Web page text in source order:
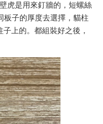
虎是用來釘牆的，短螺絲
板子的厚度去選擇，貓柱
上的。都組裝好之後，